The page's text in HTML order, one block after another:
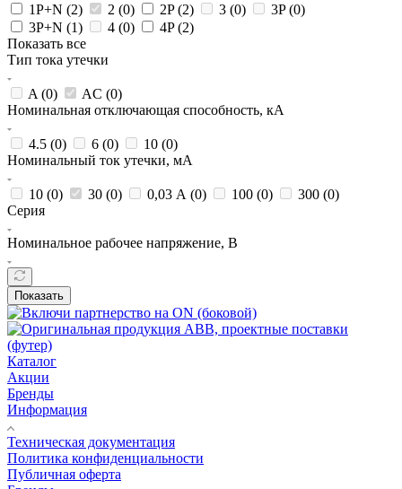
1P+N (2) 2 (0) 2P (2) 3 (0) 3P (0)
3P+N (1) 4 (0) 4P (2)
Показать все
Тип тока утечки
A (0) AC (0)
Номинальная отключающая способность, кА
4.5 (0) 6 (0) 10 (0)
Номинальный ток утечки, мА
10 (0) 30 (0) 0,03 А (0) 100 (0) 300 (0)
Серия
Номинальное рабочее напряжение, В
Показать
Каталог
Акции
Бренды
Информация
Техническая документация
Политика конфиденциальности
Публичная оферта